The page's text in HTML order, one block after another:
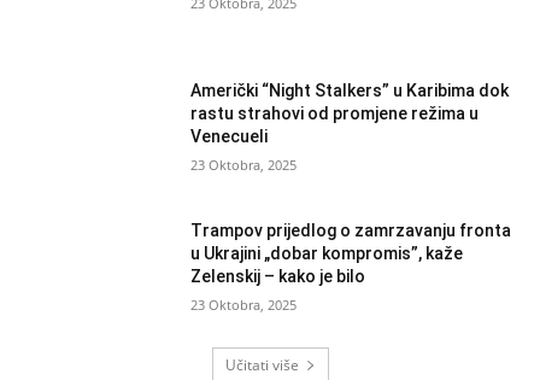
Američki “Night Stalkers” u Karibima dok
rastu strahovi od promjene režima u
Venecueli
23 Oktobra, 2025
Trampov prijedlog o zamrzavanju fronta
u Ukrajini „dobar kompromis”, kaže
Zelenskij – kako je bilo
23 Oktobra, 2025
Učitati više